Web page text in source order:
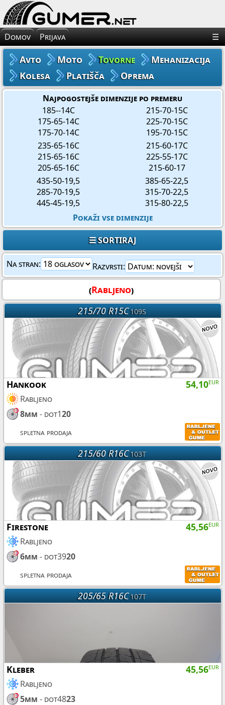
×
Avto Gume
Moto Gume
Tovorne Gume
Gume za Mehanizacijo
Gume za Kolo
Domov Prijava ☰
Avto Moto Tovorne
Mehanizacija
Kolesa
Platišča Oprema
Najpogostejše dimenzije po premeru
185--14C
175-65-14C
175-70-14C
215-70-15C
225-70-15C
195-70-15C
235-65-16C
215-65-16C
205-65-16C
215-60-17C
225-55-17C
215-60-17
435-50-19,5
285-70-19,5
445-45-19,5
385-65-22,5
315-70-22,5
315-80-22,5
Pokaži vse dimenzije
☰ SORTIRAJ
Na stran: Razvrsti:
(Rabljeno)
215/70 R15C109S
54,10EUR
Hankook
Rabljeno
8mm - dot120
spletna prodaja
215/60 R16C103T
45,56EUR
Firestone
Rabljeno
6mm - dot3920
spletna prodaja
205/65 R16C107T
45,56EUR
Kleber
Rabljeno
5mm - dot4823